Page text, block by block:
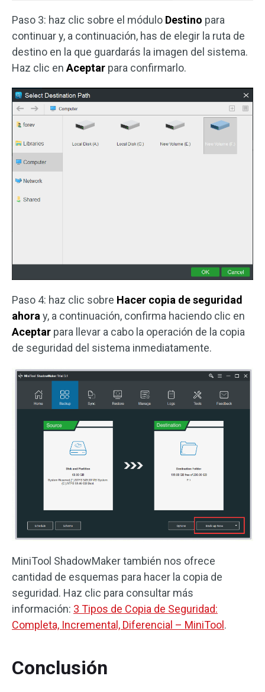
Paso 3: haz clic sobre el módulo Destino para
continuar y, a continuación, has de elegir la ruta de
destino en la que guardarás la imagen del sistema.
Haz clic enAceptar para confirmarlo.
Paso 4: haz clic sobre Hacer copia de seguridad
ahora y, a continuación, confirma haciendo clic en
Aceptar para llevar a cabo la operación de la copia
de seguridad del sistema inmediatamente.
MiniTool ShadowMaker también nos ofrece
cantidad de esquemas para hacer la copia de
seguridad. Haz clic para consultar más
información: 3 Tipos de Copia de Seguridad:
Completa, Incremental, Diferencial – MiniTool .
Conclusión